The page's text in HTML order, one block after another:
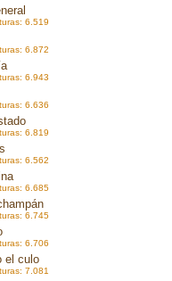
6.519
6.872
6.943
6.636
6.819
6.562
6.685
6.745
6.706
el culo
7.081